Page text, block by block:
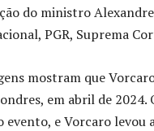
do ministro
PGR, Suprema
mostram que
em abril de
evento, e Vorcaro